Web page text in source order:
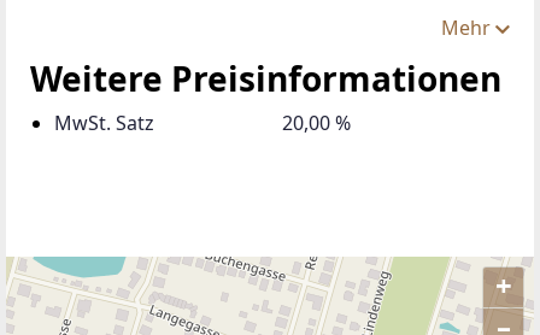
Mehr
Weitere Preisinformationen
MwSt. Satz 20,00 %
+
–
ANBIETER KONTAKTIEREN